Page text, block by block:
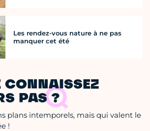
Les rendez-vous nature à ne pas
manquer cet été
CONNAISSEZ
PAS ?
plans intemporels, mais qui valent le
!